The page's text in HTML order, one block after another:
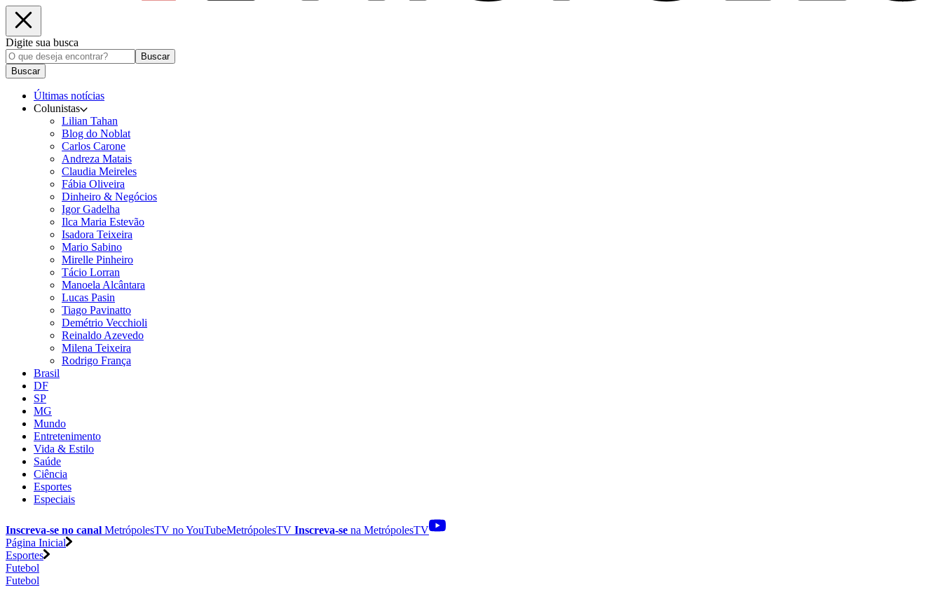
Digite sua busca
Buscar
Buscar
Últimas notícias
Colunistas
Lilian Tahan
Blog do Noblat
Carlos Carone
Andreza Matais
Claudia Meireles
Fábia Oliveira
Dinheiro & Negócios
Igor Gadelha
Ilca Maria Estevão
Isadora Teixeira
Mario Sabino
Mirelle Pinheiro
Tácio Lorran
Manoela Alcântara
Lucas Pasin
Tiago Pavinatto
Demétrio Vecchioli
Reinaldo Azevedo
Milena Teixeira
Rodrigo França
Brasil
DF
SP
MG
Mundo
Entretenimento
Vida & Estilo
Saúde
Ciência
Esportes
Especiais
Inscreva-se no canal MetrópolesTV noYouTubeMetrópolesTV Inscreva-se na MetrópolesTV
Página Inicial
Esportes
Futebol
Futebol